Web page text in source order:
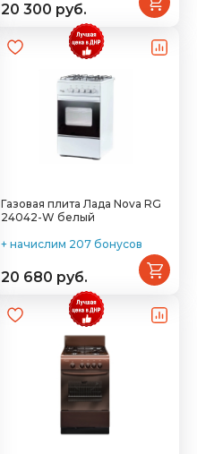
20 300 руб.
Газовая плита Лада Nova RG
24042-W белый
+ начислим 207 бонусов
20 680 руб.